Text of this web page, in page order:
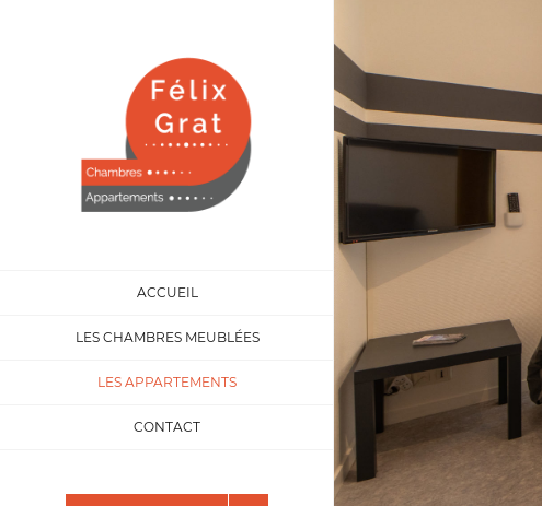
ACCUEIL
LES CHAMBRES MEUBLÉES
LES APPARTEMENTS
CONTACT